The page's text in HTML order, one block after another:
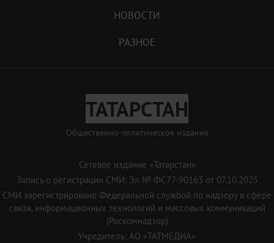
НОВОСТИ
РАЗНОЕ
ТАТАРСТАН
Общественно-политическое издание
Сетевое издание «Татарстан»
Запись о регистрации СМИ: Эл № ФС77-90163 от 07.10.2025
СМИ зарегистрировано Федеральной службой по надзору в сфере
связи, информационных технологий и массовых коммуникаций
(Роскомнадзор)
Учредитель: АО «ТАТМЕДИА»